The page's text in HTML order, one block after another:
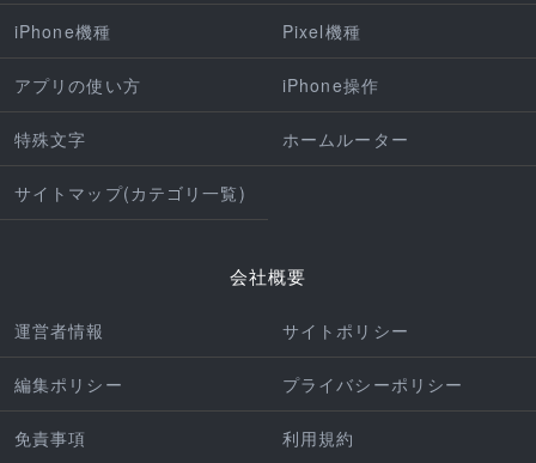
iPhone機種 Pixel機種
アプリの使い方 iPhone操作
特殊文字 ホームルーター
サイトマップ(カテゴリ一覧)
会社概要
運営者情報 サイトポリシー
編集ポリシー プライバシーポリシー
免責事項 利用規約